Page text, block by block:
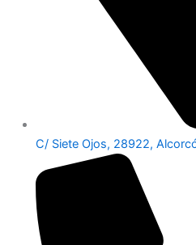
C/ Siete Ojos, 28922,